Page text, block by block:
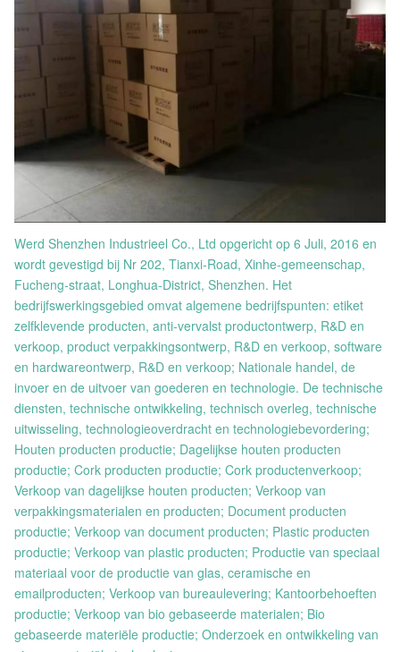
Werd Shenzhen Industrieel Co., Ltd opgericht op 6 Juli, 2016 en
wordt gevestigd bij Nr 202, Tianxi-Road, Xinhe-gemeenschap,
Fucheng-straat, Longhua-District, Shenzhen. Het
bedrijfswerkingsgebied omvat algemene bedrijfspunten: etiket
zelfklevende producten, anti-vervalst productontwerp, R&D en
verkoop, product verpakkingsontwerp, R&D en verkoop, software
en hardwareontwerp, R&D en verkoop; Nationale handel, de
invoer en de uitvoer van goederen en technologie. De technische
diensten, technische ontwikkeling, technisch overleg, technische
uitwisseling, technologieoverdracht en technologiebevordering;
Houten producten productie; Dagelijkse houten producten
productie; Cork producten productie; Cork productenverkoop;
Verkoop van dagelijkse houten producten; Verkoop van
verpakkingsmaterialen en producten; Document producten
productie; Verkoop van document producten; Plastic producten
productie; Verkoop van plastic producten; Productie van speciaal
materiaal voor de productie van glas, ceramische en
emailproducten; Verkoop van bureaulevering; Kantoorbehoeften
productie; Verkoop van bio gebaseerde materialen; Bio
gebaseerde materiële productie; Onderzoek en ontwikkeling van